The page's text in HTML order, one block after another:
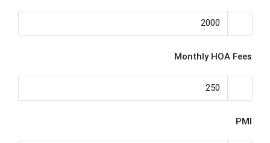
Monthly HOA Fees
PMI